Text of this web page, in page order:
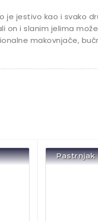
je jestivo kao i svako
on i slanim jelima
makovnjače,
Pastrnjak